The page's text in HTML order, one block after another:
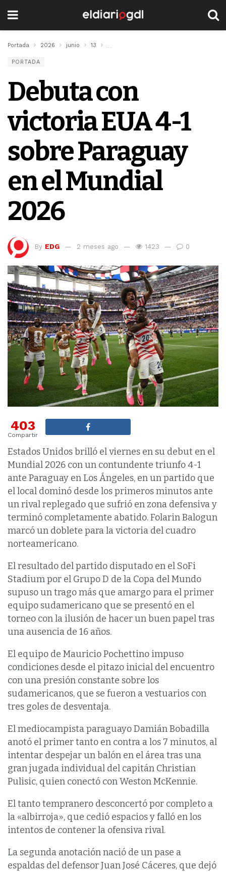
Portada 2026 junio 13
PORTADA
Debuta con
victoria EUA 4-1
sobre Paraguay
en el Mundial
2026
By EDG 2 meses ago 1423 0
403
Compartir
Estados Unidos brilló el viernes en su debut en el
Mundial 2026 con un contundente triunfo 4-1
ante Paraguay en Los Ángeles, en un partido que
el local dominó desde los primeros minutos ante
un rival replegado que sufrió en zona defensiva y
terminó completamente abatido. Folarin Balogun
marcó un doblete para la victoria del cuadro
norteamericano.
El resultado del partido disputado en el SoFi
Stadium por el Grupo D de la Copa del Mundo
supuso un trago más que amargo para el primer
equipo sudamericano que se presentó en el
torneo con la ilusión de hacer un buen papel tras
una ausencia de 16 años.
El equipo de Mauricio Pochettino impuso
condiciones desde el pitazo inicial del encuentro
con una presión constante sobre los
sudamericanos, que se fueron a vestuarios con
tres goles de desventaja.
El mediocampista paraguayo Damián Bobadilla
anotó ‌el primer tanto ‌en contra a los 7 minutos, al
intentar despejar un balón en el área tras una
gran jugada individual del capitán Christian
Pulisic, quien conectó con Weston McKennie.
El tanto tempranero desconcertó por completo a
la «albirroja», que cedió espacios y falló en los
intentos de contener la ofensiva rival.
La ‌segunda anotación nació de un pase a
espaldas del defensor Juan José Cáceres, que dejó